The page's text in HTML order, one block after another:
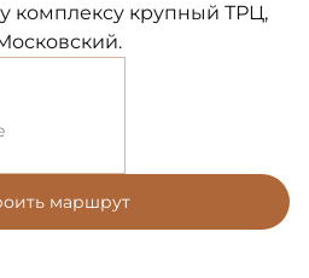
комплексу крупный ТРЦ,
маршрут